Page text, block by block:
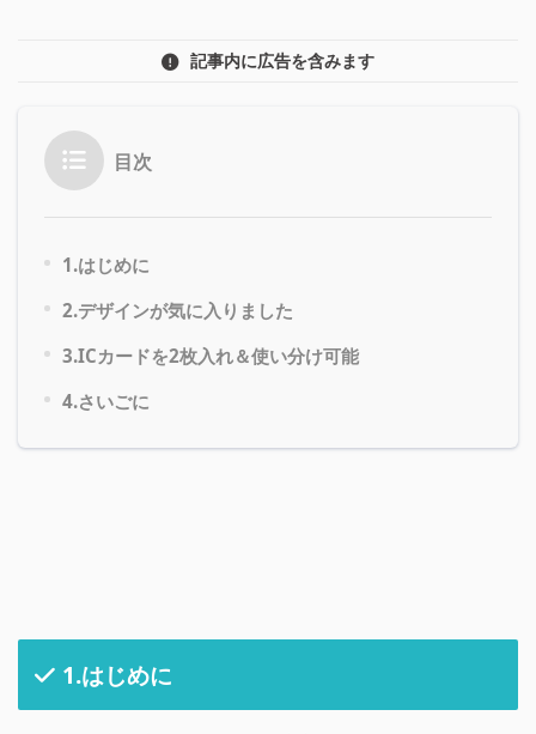
記事内に広告を含みます
目次
1.はじめに
2.デザインが気に入りました
3.ICカードを2枚入れ＆使い分け可能
4.さいごに
1.はじめに